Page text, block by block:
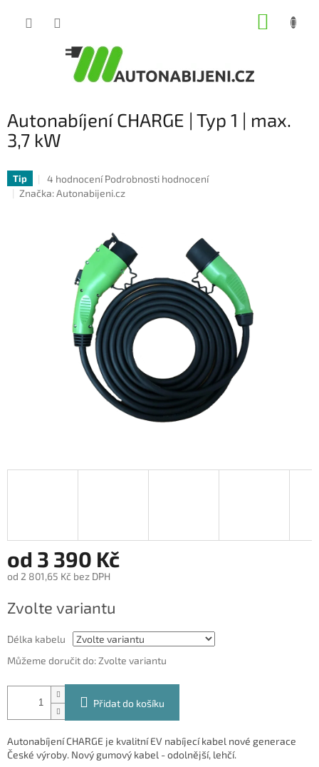
Autonabíjení CHARGE | Typ 1 | max.
3,7 kW
Tip
Průměrné
hodnocení
hvězdiček.
4 hodnocení Podrobnosti hodnocení
Značka:Autonabijeni.cz
od 3 390 Kč
od 2 801,65 Kč bez DPH
cena:
Zvolte variantu
Délka kabelu
Můžeme doručit do:Zvolte variantu
Přidat do košíku
Autonabíjení CHARGE je kvalitní EV nabíjecí kabel nové generace
České výroby. Nový gumový kabel - odolnější, lehčí.